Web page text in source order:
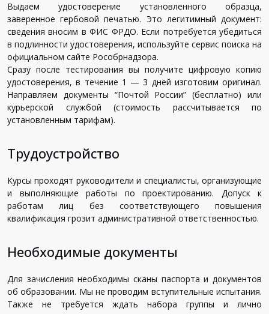
Выдаем удостоверение установленного образца,
заверенное гербовой печатью. Это легитимный документ:
сведения вносим в ФИС ФРДО. Если потребуется убедиться
в подлинности удостоверения, используйте сервис поиска на
официальном сайте Рособрнадзора.
Сразу после тестирования вы получите цифровую копию
удостоверения, в течение 1 — 3 дней изготовим оригинал.
Направляем документы “Почтой России” (бесплатно) или
курьерской службой (стоимость рассчитывается по
установленным тарифам).
Трудоустройство
Курсы проходят руководители и специалисты, организующие
и выполняющие работы по проектированию. Допуск к
работам лиц без соответствующего повышения
квалификация грозит административной ответственностью.
Необходимые документы
Для зачисления необходимы сканы паспорта и документов
об образовании. Мы не проводим вступительные испытания.
Также не требуется ждать набора группы и лично